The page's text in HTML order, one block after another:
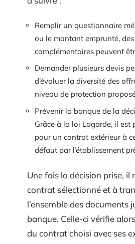
Remplir un questionnaire
ou le montant emprunté,
complémentaires peuvent
Demander plusieurs devis
d’évaluer la diversité des
niveau de protection
Prévenir la banque de la
Grâce à la loi Lagarde, il est
pour un contrat extérieur à
défaut par l’établissement
Une fois la décision prise, il
contrat sélectionné et à
l’ensemble des documents
banque. Celle-ci vérifie
du contrat choisi avec ses